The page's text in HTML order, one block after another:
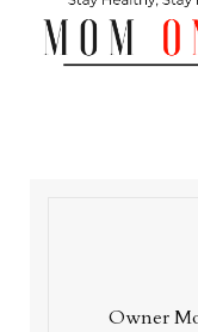
Owner